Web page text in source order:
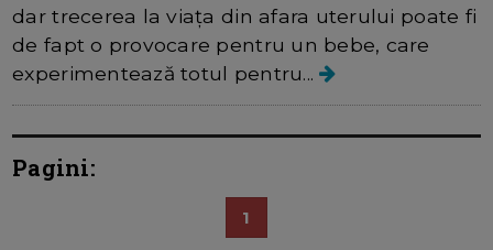
dar trecerea la viața din afara uterului poate fi
de fapt o provocare pentru un bebe, care
experimentează totul pentru...
Pagini:
1